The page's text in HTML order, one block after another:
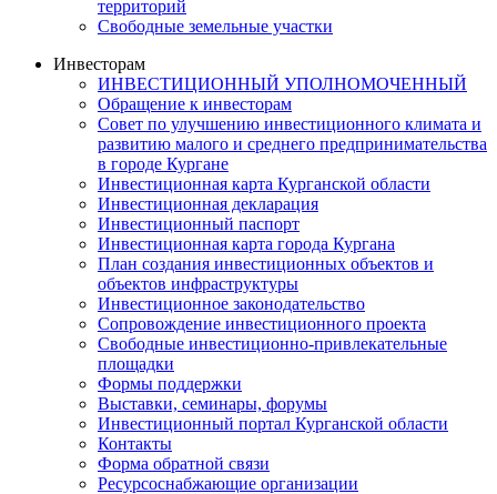
территорий
Свободные земельные участки
Инвесторам
ИНВЕСТИЦИОННЫЙ УПОЛНОМОЧЕННЫЙ
Обращение к инвесторам
Совет по улучшению инвестиционного климата и
развитию малого и среднего предпринимательства
в городе Кургане
Инвестиционная карта Курганской области
Инвестиционная декларация
Инвестиционный паспорт
Инвестиционная карта города Кургана
План создания инвестиционных объектов и
объектов инфраструктуры
Инвестиционное законодательство
Сопровождение инвестиционного проекта
Свободные инвестиционно-привлекательные
площадки
Формы поддержки
Выставки, семинары, форумы
Инвестиционный портал Курганской области
Контакты
Форма обратной связи
Ресурсоснабжающие организации